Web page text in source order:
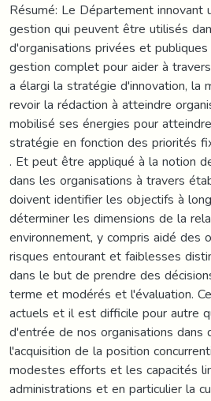
Résumé: Le Département innovant
gestion qui peuvent être utilisés
d'organisations privées et
gestion complet pour aider à
a élargi la stratégie d'innovation,
revoir la rédaction à atteindre
mobilisé ses énergies pour
stratégie en fonction des priorités
. Et peut être appliqué à la notion
dans les organisations à travers
doivent identifier les objectifs à
déterminer les dimensions de la
environnement, y compris aidé des
risques entourant et faiblesses
dans le but de prendre des
terme et modérés et l'évaluation.
actuels et il est difficile pour autre
d'entrée de nos organisations
l'acquisition de la position
modestes efforts et les capacités
administrations et en particulier la